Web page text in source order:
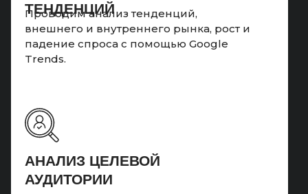
АНАЛИЗ ЦЕЛЕВОЙ
АУДИТОРИИ
ТЕНДЕНЦИЙ
Проводим анализ тенденций,
внешнего и внутреннего рынка, рост и
падение спроса с помощью Google
Trends.